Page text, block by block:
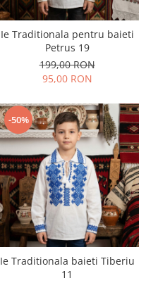
Ie Traditionala pentru baieti
Petrus 19
199,00 RON
95,00 RON
-50%
Ie Traditionala baieti Tiberiu
11